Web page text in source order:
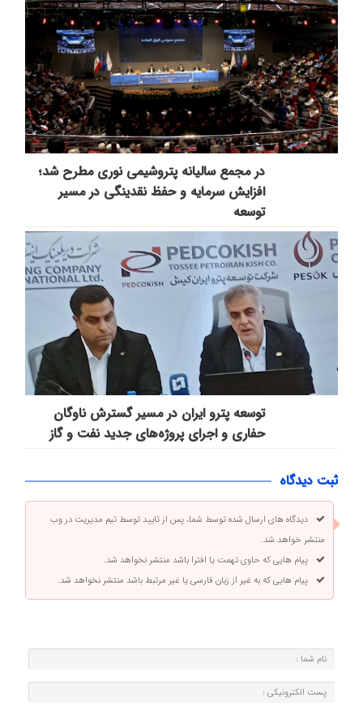
در مجمع سالیانه پتروشیمی نوری مطرح شد؛
افزایش سرمایه و حفظ نقدینگی در مسیر
توسعه
توسعه پترو ایران در مسیر گسترش ناوگان
حفاری و اجرای پروژه‌های جدید نفت و گاز
ثبت دیدگاه
دیدگاه های ارسال شده توسط شما، پس از تایید توسط تیم مدیریت در وب
منتشر خواهد شد.
پیام هایی که حاوی تهمت یا افترا باشد منتشر نخواهد شد.
پیام هایی که به غیر از زبان فارسی یا غیر مرتبط باشد منتشر نخواهد شد.